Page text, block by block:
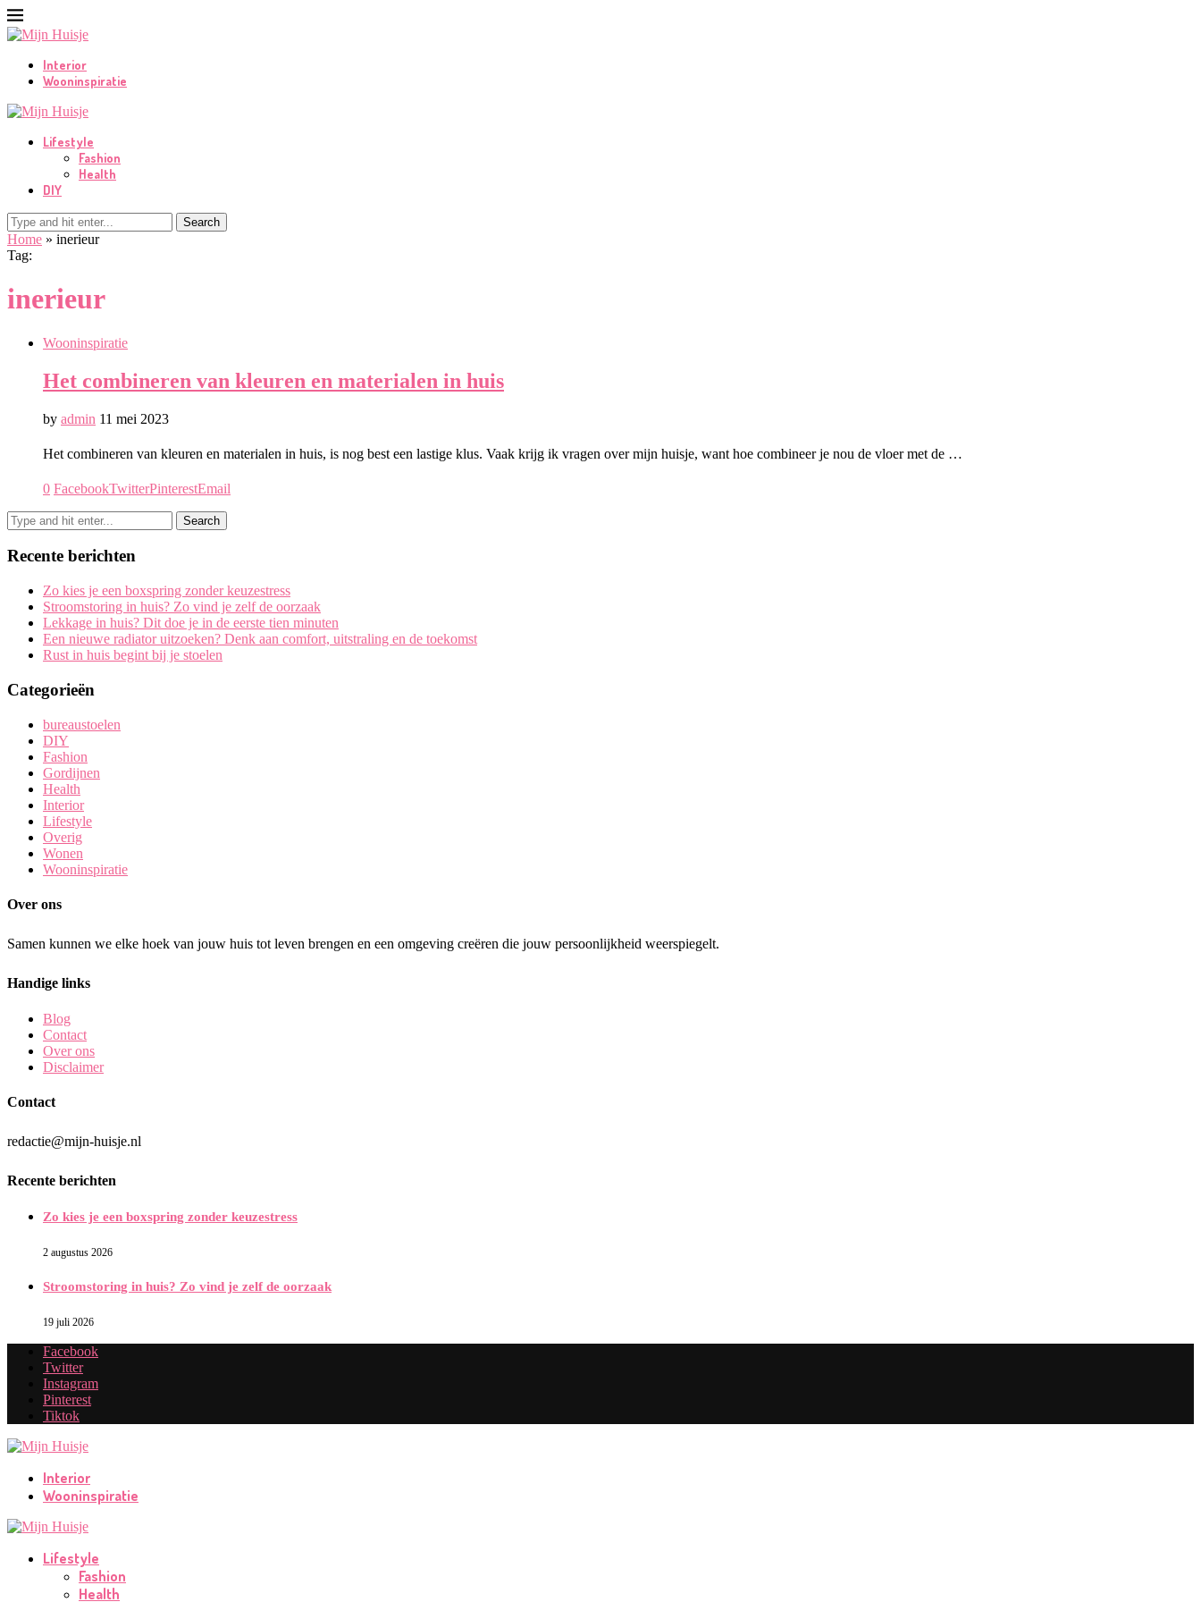
Interior
Wooninspiratie
Lifestyle
Fashion
Health
DIY
Search
Home » inerieur
Tag:
inerieur
Wooninspiratie
Het combineren van kleuren en materialen in huis
by admin 11 mei 2023
Het combineren van kleuren en materialen in huis, is nog best een lastige klus. Vaak krijg ik vragen over mijn huisje, want hoe combineer je nou de vloer met de …
0 FacebookTwitterPinterestEmail
Recente berichten
Zo kies je een boxspring zonder keuzestress
Stroomstoring in huis? Zo vind je zelf de oorzaak
Lekkage in huis? Dit doe je in de eerste tien minuten
Een nieuwe radiator uitzoeken? Denk aan comfort, uitstraling en de toekomst
Rust in huis begint bij je stoelen
Categorieën
bureaustoelen
DIY
Fashion
Gordijnen
Health
Interior
Lifestyle
Overig
Wonen
Wooninspiratie
Over ons
Samen kunnen we elke hoek van jouw huis tot leven brengen en een omgeving creëren die jouw persoonlijkheid weerspiegelt.
Handige links
Blog
Contact
Over ons
Disclaimer
Contact
redactie@mijn-huisje.nl
Recente berichten
Zo kies je een boxspring zonder keuzestress
2 augustus 2026
Stroomstoring in huis? Zo vind je zelf de oorzaak
19 juli 2026
Facebook
Twitter
Instagram
Pinterest
Tiktok
Interior
Wooninspiratie
Lifestyle
Fashion
Health